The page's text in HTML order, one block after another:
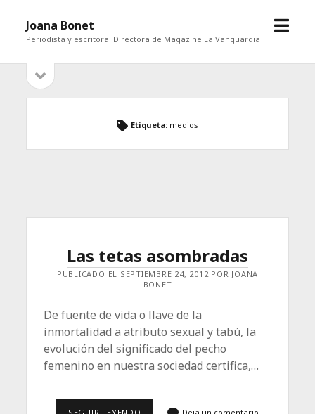
Joana Bonet
Periodista y escritora. Directora de Magazine La Vanguardia
abrir
Barra
lateral
barra
Etiqueta: medios
Las tetas asombradas
PUBLICADO EL SEPTIEMBRE 24, 2012 POR JOANA
BONET
De fuente de vida o llave de la
inmortalidad a atributo sexual y tabú, la
evolución del significado del pecho
femenino en nuestra sociedad certifica,…